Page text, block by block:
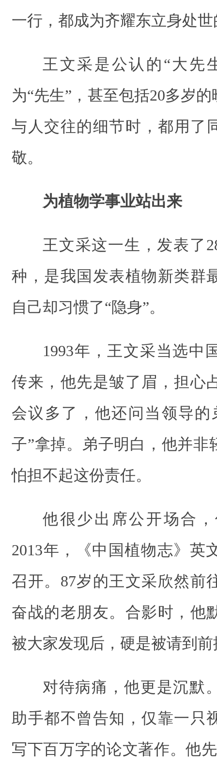
一行，都成为齐耀东立身处
王文采是公认的“大先
为“先生”，甚至包括20多岁
与人交往的细节时，都用
敬。
为植物学事业站出来
王文采这一生，发表了
种，是我国发表植物新类群
自己却习惯了“隐身”。
1993年，王文采当选中
传来，他先是皱了眉，担心
会议多了，他还问当领导的
子”拿掉。弟子明白，他并非
怕担不起这份责任。
他很少出席公开场合
2013年，《中国植物志》英
召开。87岁的王文采欣然前
奋战的老朋友。合影时，他
被大家发现后，硬是被请到前
对待病痛，他更是沉默
助手都不曾告知，仅靠一只
写下百万字的论文著作。他